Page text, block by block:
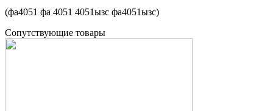
(фа4051 фа 4051 4051ызс фа4051ызс)
Cопутствующие товары